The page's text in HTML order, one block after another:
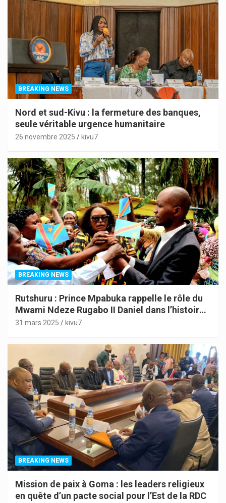
BREAKING NEWS
Nord et sud-Kivu : la fermeture des banques,
seule véritable urgence humanitaire
26 novembre 2025 kivu7
BREAKING NEWS
Rutshuru : Prince Mpabuka rappelle le rôle du
Mwami Ndeze Rugabo II Daniel dans l’histoire
de l’Indépendance du Congo
31 mars 2025 kivu7
BREAKING NEWS
Mission de paix à Goma : les leaders religieux
en quête d’un pacte social pour l’Est de la RDC